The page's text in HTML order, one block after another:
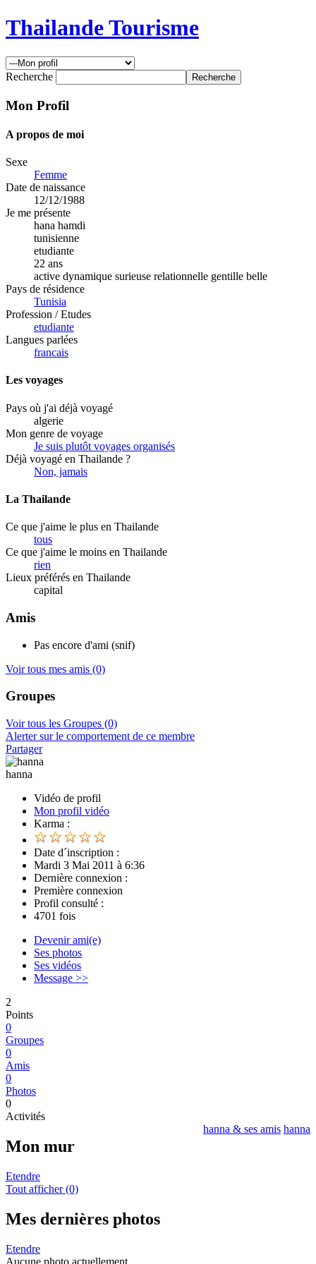
Thailande Tourisme
Recherche
Mon Profil
A propos de moi
Sexe
Femme
Date de naissance
12/12/1988
Je me présente
hana hamdi
tunisienne
etudiante
22 ans
active dynamique surieuse relationnelle gentille belle
Pays de résidence
Tunisia
Profession / Etudes
etudiante
Langues parlées
francais
Les voyages
Pays où j'ai déjà voyagé
algerie
Mon genre de voyage
Je suis plutôt voyages organisés
Déjà voyagé en Thailande ?
Non, jamais
La Thailande
Ce que j'aime le plus en Thailande
tous
Ce que j'aime le moins en Thailande
rien
Lieux préférés en Thailande
capital
Amis
Pas encore d'ami (snif)
Voir tous mes amis (0)
Groupes
Voir tous les Groupes (0)
Alerter sur le comportement de ce membre
Partager
hanna
Vidéo de profil
Mon profil vidéo
Karma :
Date d´inscription :
Mardi 3 Mai 2011 à 6:36
Dernière connexion :
Première connexion
Profil consulté :
4701 fois
Devenir ami(e)
Ses photos
Ses vidéos
Message >>
2
Points
0
Groupes
0
Amis
0
Photos
0
Activités
hanna & ses amis hanna
Mon mur
Etendre
Tout afficher (0)
Mes dernières photos
Etendre
Aucune photo actuellement.